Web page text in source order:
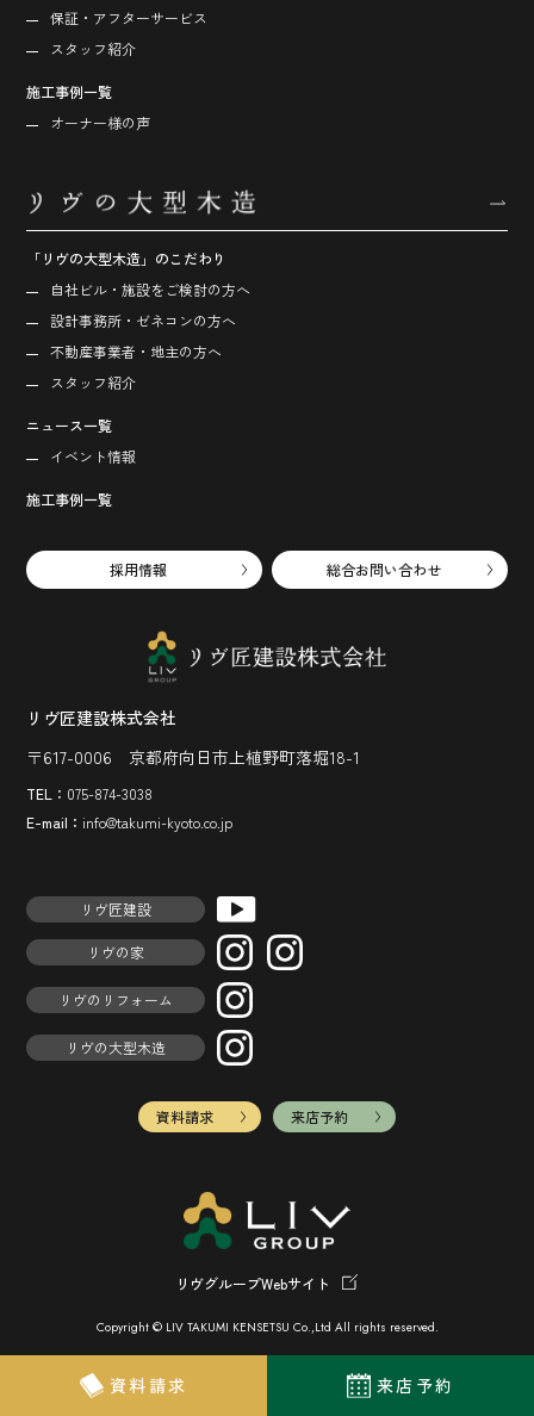
資料請求 来店予約
保証・アフターサービス
スタッフ紹介
施工事例一覧
オーナー様の声
「リヴの大型木造」のこだわり
自社ビル・施設をご検討の方へ
設計事務所・ゼネコンの方へ
不動産事業者・地主の方へ
スタッフ紹介
ニュース一覧
イベント情報
施工事例一覧
採用情報 総合お問い合わせ
リヴ匠建設株式会社
〒617-0006 京都府向日市上植野町落堀18-1
TEL： 075-874-3038
E-mail： info@takumi-kyoto.co.jp
リヴ匠建設
リヴの家
リヴのリフォーム
リヴの大型木造
資料請求 来店予約
リヴグループWebサイト
Copyright © LIV TAKUMI KENSETSU Co.,Ltd All rights reserved.